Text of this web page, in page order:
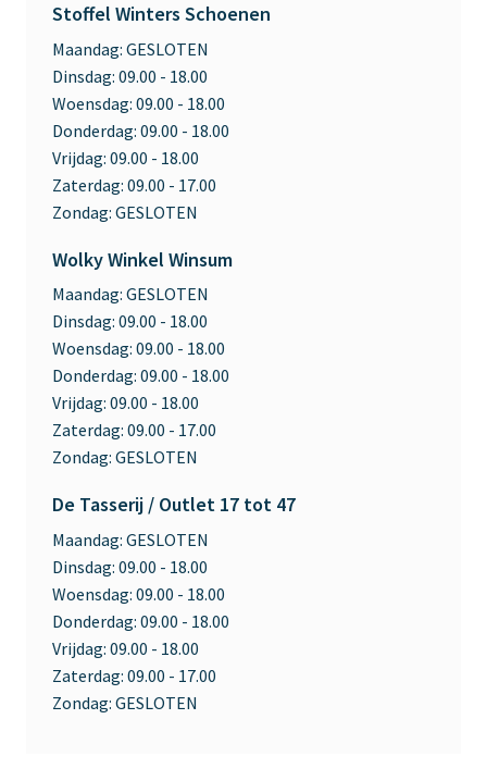
Stoffel Winters Schoenen
Maandag: GESLOTEN
Dinsdag: 09.00 - 18.00
Woensdag: 09.00 - 18.00
Donderdag: 09.00 - 18.00
Vrijdag: 09.00 - 18.00
Zaterdag: 09.00 - 17.00
Zondag: GESLOTEN
Wolky Winkel Winsum
Maandag: GESLOTEN
Dinsdag: 09.00 - 18.00
Woensdag: 09.00 - 18.00
Donderdag: 09.00 - 18.00
Vrijdag: 09.00 - 18.00
Zaterdag: 09.00 - 17.00
Zondag: GESLOTEN
De Tasserij / Outlet 17 tot 47
Maandag: GESLOTEN
Dinsdag: 09.00 - 18.00
Woensdag: 09.00 - 18.00
Donderdag: 09.00 - 18.00
Vrijdag: 09.00 - 18.00
Zaterdag: 09.00 - 17.00
Zondag: GESLOTEN